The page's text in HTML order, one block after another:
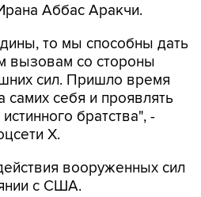
то мы способны дать
сил. Пришло время
самих себя и проявлять
братства", -
Х.
вооруженных сил
силы Ирана